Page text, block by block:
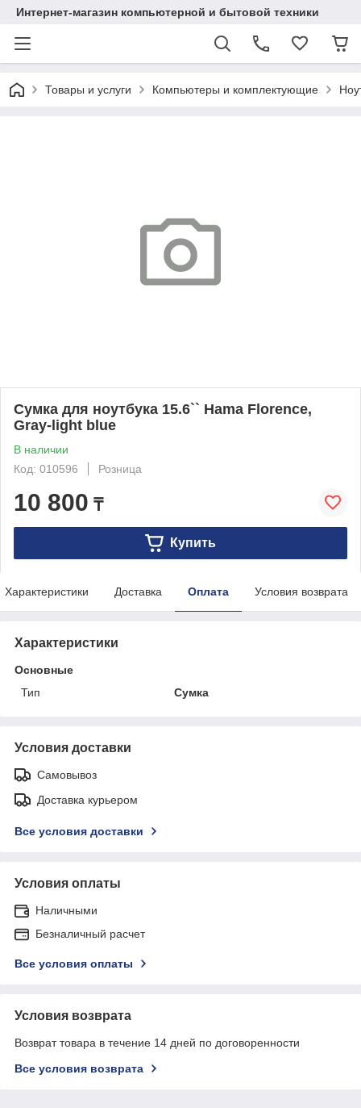
Интернет-магазин компьютерной и бытовой техники
Товары и услуги Компьютеры и комплектующие
Сумка для ноутбука 15.6`` Hama Florence,
Gray-light blue
В наличии
Код: 010596
Розница
10 800 ₸
Купить
Характеристики Доставка Оплата Условия возврата
Характеристики
Основные
Тип
Сумка
Условия доставки
Самовывоз
Доставка курьером
Все условия доставки
Условия оплаты
Наличными
Безналичный расчет
Все условия оплаты
Условия возврата
Возврат товара в течение 14 дней по договоренности
Все условия возврата